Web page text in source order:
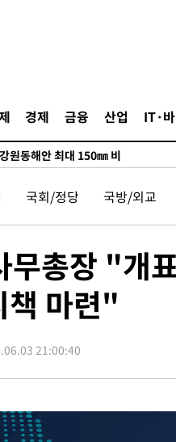
경제 금융 산업 IT·
0.6% 나스닥 1.3%↑
대 논란 사과…쇄신의 기회로 삼겠
원동해안 최대 150㎜ 비
낮 최고 35도' 무더위, 열대야 계속
대 논란 사과…쇄신의 기회로 삼겠
원동해안 최대 150㎜ 비
0.6% 나스닥 1.3%↑
국회/정당 국방/외교
무총장 "개
책 마련"
21:00:40